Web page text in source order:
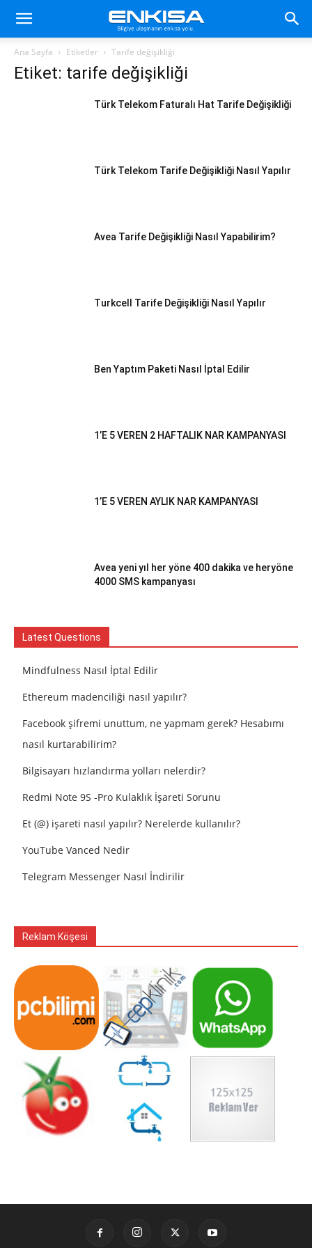
Ana Sayfa Etiketler Tarife değişikliği
Etiket: tarife değişikliği
Türk Telekom Faturalı Hat Tarife Değişikliği
Türk Telekom Tarife Değişikliği Nasıl Yapılır
Avea Tarife Değişikliği Nasıl Yapabilirim?
Turkcell Tarife Değişikliği Nasıl Yapılır
Ben Yaptım Paketi Nasıl İptal Edilir
1’E 5 VEREN 2 HAFTALIK NAR KAMPANYASI
1’E 5 VEREN AYLIK NAR KAMPANYASI
Avea yeni yıl her yöne 400 dakika ve heryöne
4000 SMS kampanyası
Latest Questions
Mindfulness Nasıl İptal Edilir
Ethereum madenciliği nasıl yapılır?
Facebook şifremi unuttum, ne yapmam gerek? Hesabımı
nasıl kurtarabilirim?
Bilgisayarı hızlandırma yolları nelerdir?
Redmi Note 9S -Pro Kulaklık İşareti Sorunu
Et (@) işareti nasıl yapılır? Nerelerde kullanılır?
YouTube Vanced Nedir
Telegram Messenger Nasıl İndirilir
Reklam Köşesi